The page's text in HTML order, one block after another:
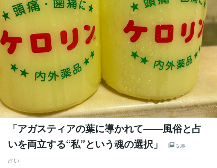
「アガスティアの葉に導かれて——風俗と占
いを両立する“私”という魂の選択」
記事
占い